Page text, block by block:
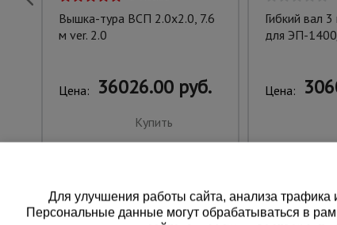
Вышка-тура ВСП 2.0х2.0, 7.6
м ver. 2.0
Цена: 36026.00 руб.
Купить
Гибкий вал
для ЭП-
Цена:
Для улучшения работы сайта, анализа
Персональные данные могут обрабатываться в